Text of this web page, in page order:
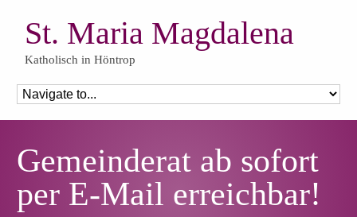
St. Maria Magdalena
Katholisch in Höntrop
Gemeinderat ab sofort
per E-Mail erreichbar!